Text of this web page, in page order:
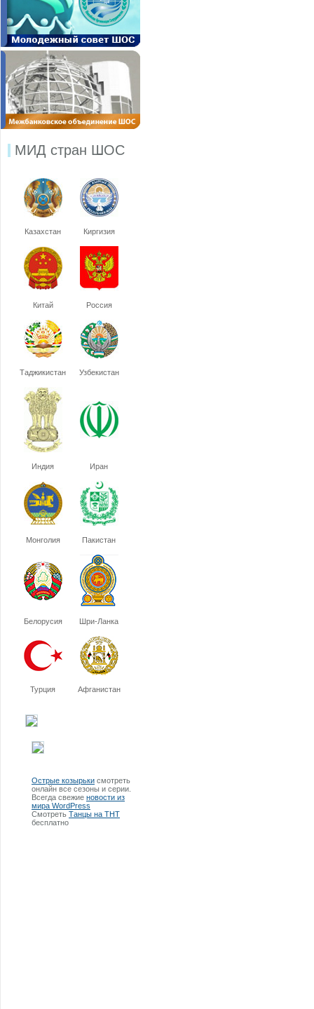
МИД стран ШОС
Казахстан Киргизия
Китай Россия
Таджикистан Узбекистан
Индия Иран
Монголия Пакистан
Белорусия Шри-Ланка
Турция Афганистан
Острые козырьки смотреть
онлайн все сезоны и серии.
Всегда свежие новости из
мира WordPress
Смотреть Танцы на ТНТ
бесплатно